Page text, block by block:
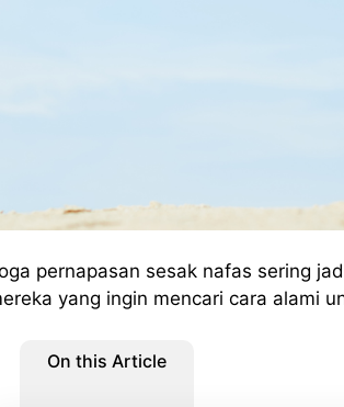
pernapasan sesak nafas sering
yang ingin mencari cara alami
On this Article